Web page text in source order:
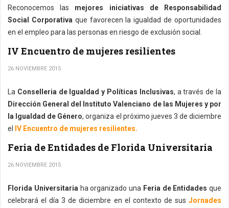
Reconocemos las mejores iniciativas de Responsabilidad
Social Corporativa que favorecen la igualdad de oportunidades
en el empleo para las personas en riesgo de exclusión social.
IV Encuentro de mujeres resilientes
26 NOVIEMBRE 2015
La Conselleria de Igualdad y Políticas Inclusivas, a través de la
Dirección General del Instituto Valenciano de las Mujeres y por
la Igualdad de Género, organiza el próximo jueves 3 de diciembre
el
IV Encuentro de mujeres resilientes.
Feria de Entidades de Florida Universitaria
26 NOVIEMBRE 2015
Florida Universitaria ha organizado una Feria de Entidades que
celebrará el día 3 de diciembre en el contexto de sus Jornades